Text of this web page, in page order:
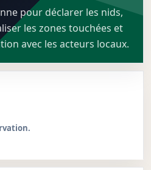
pour déclarer les nids,
les zones touchées et
avec les acteurs locaux.